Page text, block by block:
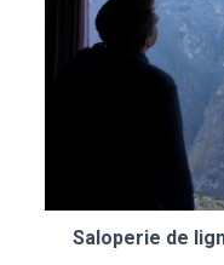
Saloperie de